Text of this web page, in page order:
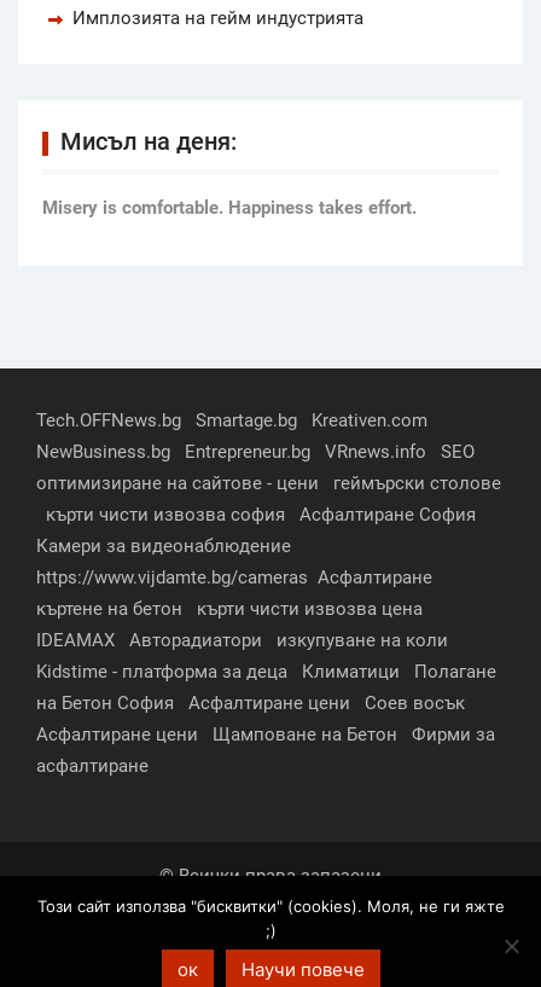
Имплозията на гейм индустрията
Мисъл на деня:
Мisery is comfortable. Happiness takes effort.
Tech.OFFNews.bg Smartage.bg
Kreativen.com
NewBusiness.bg
Entrepreneur.bg VRnews.info
SEO
оптимизиране на сайтове - цени
геймърски столове
кърти чисти извозва софия
Асфалтиране София
Камери за видеонаблюдение
https://www.vijdamte.bg/cameras Асфалтиране
къртене на бетон
кърти чисти извозва цена
IDEAMAX
Авторадиатори
изкупуване на коли
Kidstime - платформа за деца
Климатици
Полагане
на Бетон София
Асфалтиране цени
Соев восък
Асфалтиране цени
Щамповане на Бетон
Фирми за
асфалтиране
© Всички права запазени
За нас
Контакти Реклама
Партньори
Условия за поверителност
Този сайт използва "бисквитки" (cookies). Моля, не ги яжте
;)
ок Научи повече